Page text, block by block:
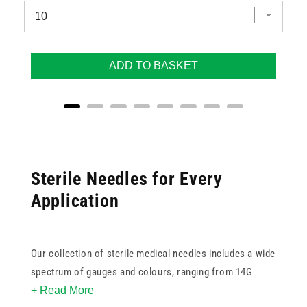
ADD TO BASKET
Sterile Needles for Every
Application
Our collection of sterile medical needles includes a wide
spectrum of gauges and colours, ranging from 14G
white for high-flow applications to
+ Read More